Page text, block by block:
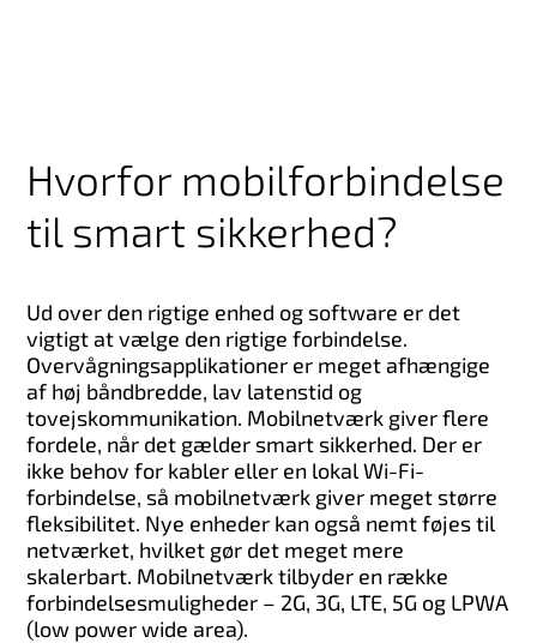
Hvorfor mobilforbindelse
til smart sikkerhed?
Ud over den rigtige enhed og software er det
vigtigt at vælge den rigtige forbindelse.
Overvågningsapplikationer er meget afhængige
af høj båndbredde, lav latenstid og
tovejskommunikation. Mobilnetværk giver flere
fordele, når det gælder smart sikkerhed. Der er
ikke behov for kabler eller en lokal Wi-Fi-
forbindelse, så mobilnetværk giver meget større
fleksibilitet. Nye enheder kan også nemt føjes til
netværket, hvilket gør det meget mere
skalerbart. Mobilnetværk tilbyder en række
forbindelsesmuligheder – 2G, 3G, LTE, 5G og LPWA
(low power wide area).